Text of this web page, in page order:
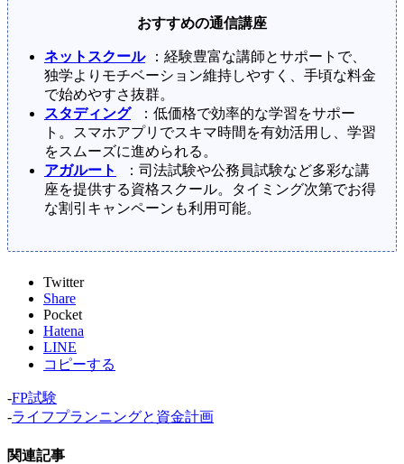
おすすめの通信講座
ネットスクール
：経験豊富な講師とサポートで、
独学よりモチベーション維持しやすく、手頃な料金
で始めやすさ抜群。
スタディング
：低価格で効率的な学習をサポー
ト。スマホアプリでスキマ時間を有効活用し、学習
をスムーズに進められる。
アガルート
：司法試験や公務員試験など多彩な講
座を提供する資格スクール。タイミング次第でお得
な割引キャンペーンも利用可能。
Twitter
Share
Pocket
Hatena
LINE
コピーする
-FP試験
-ライフプランニングと資金計画
関連記事